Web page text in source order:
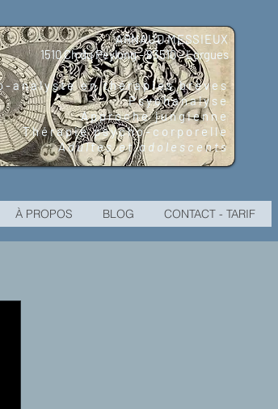
ARNAUD MESSIEUX
1510 Ch du Peylong - 83510 - Lorgues
analyste en thérapies brèves
Psychanalyse
Approche jungienne
Thérapie psycho-corporelle
Adultes et adolescents
À PROPOS BLOG CONTACT - TARIF